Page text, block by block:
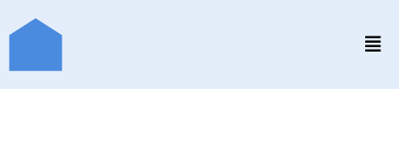
au